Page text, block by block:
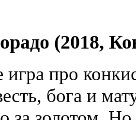
(2018,
игра про
бога и